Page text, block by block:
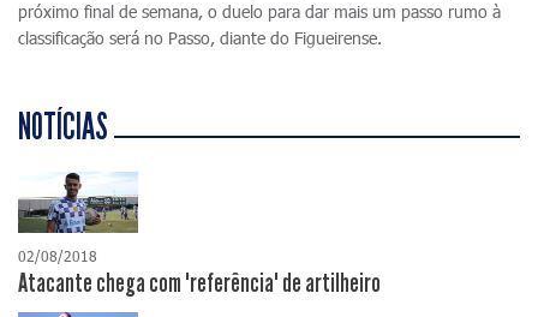
próximo final de semana, o duelo para dar mais um passo rumo à
classificação será no Passo, diante do Figueirense.
NOTÍCIAS
02/08/2018
Atacante chega com "referência" de artilheiro